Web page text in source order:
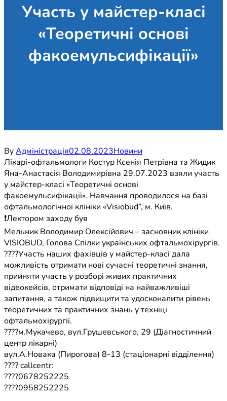
Участь у майстер-класі
«Теоретичні основі
факоемульсифікації»
ByАдміністрація02.08.2023Новини
Лікарі-офтальмологи Костур Ксенія Петрівна та Жидик
Яна-Анастасія Володимирівна 29.07.2023 взяли участь
у майстер-класі «Теоретичні основі
факоемульсифікації». Навчання проводилося на базі
офтальмологічної клініки «Visiobud”, м. Київ.
❗️Лектором заходу був
Мельник Володимир Олексійович – засновник клініки
VISIOBUD, Голова Спілки українських офтальмохірургів.
????Участь наших фахівців у майстер-класі дала
можливість отримати нові сучасні теоретичні знання,
прийняти участь у розборі живих практичних
відеокейсів, отримати відповіді на найважливіші
запитання, а також підвищити та удосконалити рівень
теоретичних та практичних знань у техніці
офтальмохірургії.
????м.Мукачево, вул.Грушевського, 29 (Діагностичний
центр лікарні)
вул.А.Новака (Пирогова) 8-13 (стаціонарні відділення)
???? callcentr:
????0678252225
????0958252225